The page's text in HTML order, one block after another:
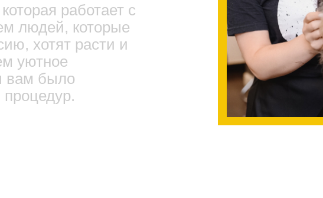
работает с
людей, которые
хотят расти и
уютное
вам было